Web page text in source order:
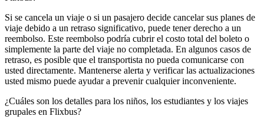
Si se cancela un viaje o si un pasajero decide cancelar sus planes de
viaje debido a un retraso significativo, puede tener derecho a un
reembolso. Este reembolso podría cubrir el costo total del boleto o
simplemente la parte del viaje no completada. En algunos casos de
retraso, es posible que el transportista no pueda comunicarse con
usted directamente. Mantenerse alerta y verificar las actualizaciones
usted mismo puede ayudar a prevenir cualquier inconveniente.
¿Cuáles son los detalles para los niños, los estudiantes y los viajes
grupales en Flixbus?